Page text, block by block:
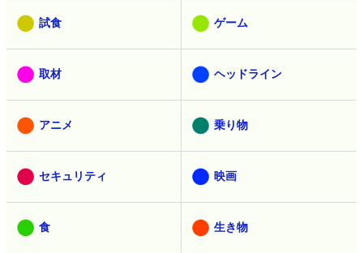
試食 ゲーム
取材 ヘッドライン
アニメ 乗り物
セキュリティ 映画
食 生き物